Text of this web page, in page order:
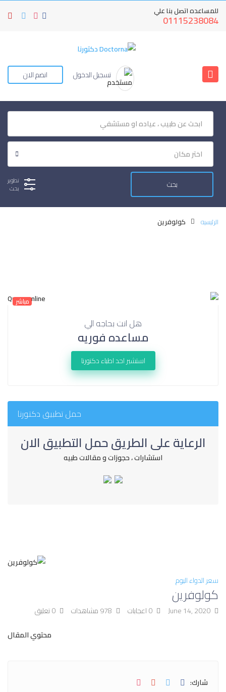
للمساعده اتصل بنا علي
01115238084
تسجيل الدخول انضم الان
تطوير
بحث
الرئيسيه كولوفرين
سعر الدواء اليوم
كولوفرين
June 14, 2020 0 اعجابات 978 مشاهدات
0 تعليق
محتوي المقال
شارك:
مباشر
هل انت بحاجه الي
مساعده فوريه
استشير احد اطباء دكتورنا
حمل تطبيق دكتورنا
الرعاية على الطريق حمل التطبيق الان
استشارات ، حجوزات و مقالات طبيه